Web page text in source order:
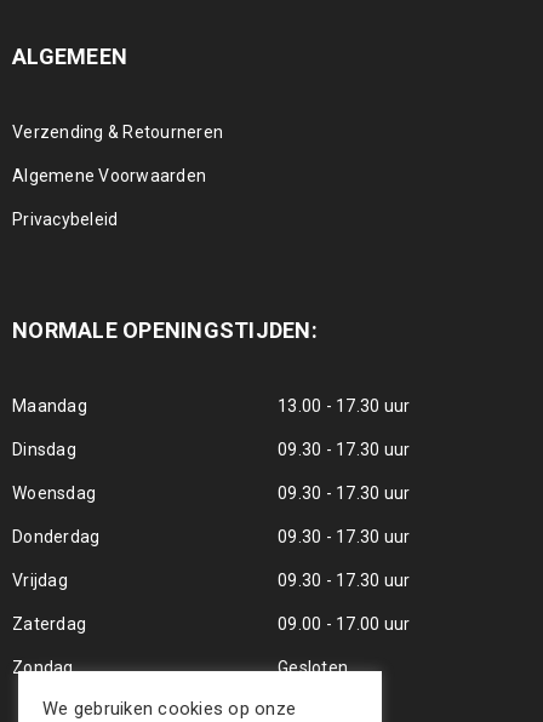
ALGEMEEN
Verzending & Retourneren
Algemene Voorwaarden
Privacybeleid
NORMALE OPENINGSTIJDEN:
Maandag 13.00 - 17.30 uur
Dinsdag 09.30 - 17.30 uur
Woensdag 09.30 - 17.30 uur
Donderdag 09.30 - 17.30 uur
Vrijdag 09.30 - 17.30 uur
Zaterdag 09.00 - 17.00 uur
Zondag Gesloten
We gebruiken cookies op onze